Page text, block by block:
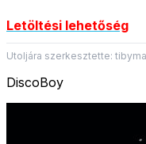
Letöltési lehetőség
Utoljára szerkesztette:
DiscoBoy